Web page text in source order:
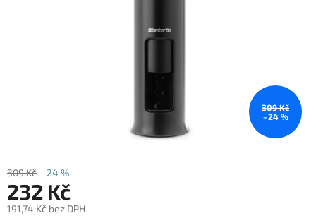
309 Kč
–24 %
309 Kč –24 %
232 Kč
191,74 Kč bez DPH